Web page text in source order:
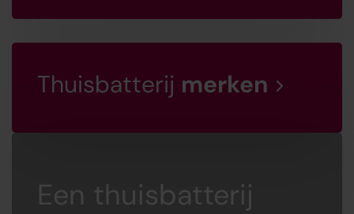
Thuisbatterij merken
Een thuisbatterij